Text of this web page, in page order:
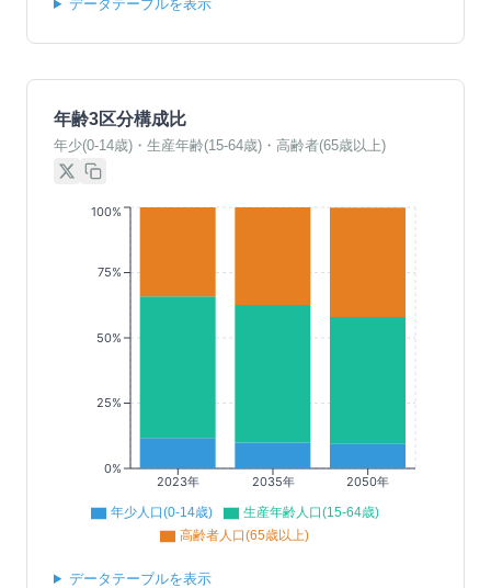
データテーブルを表示
年齢3区分構成比
年少(0-14歳)・生産年齢(15-64歳)・高齢者(65歳以上)
2023年 2035年 2050年
0%
25%
50%
75%
100%
年少人口(0-14歳)
生産年齢人口(15-64歳)
高齢者人口(65歳以上)
データテーブルを表示